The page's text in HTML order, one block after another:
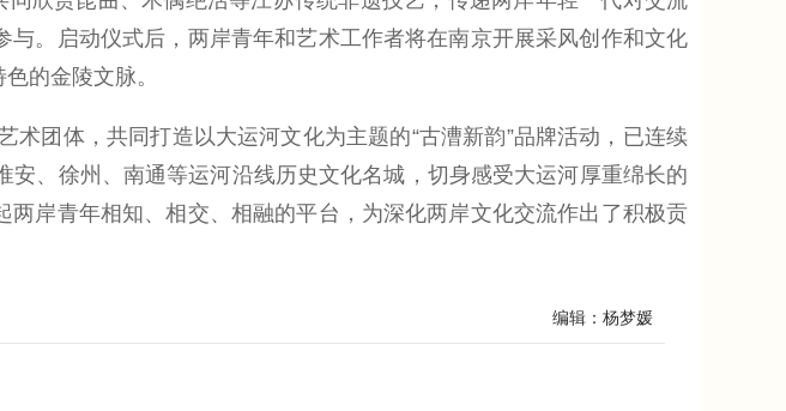
。启动仪式后，两岸青年和艺术工作者将在南京开展采风创作和文化
的金陵文脉。
团体，共同打造以大运河文化为主题的“古漕新韵”品牌活动，已连续
、徐州、南通等运河沿线历史文化名城，切身感受大运河厚重绵长的
岸青年相知、相交、相融的平台，为深化两岸文化交流作出了积极贡
编辑：杨梦媛